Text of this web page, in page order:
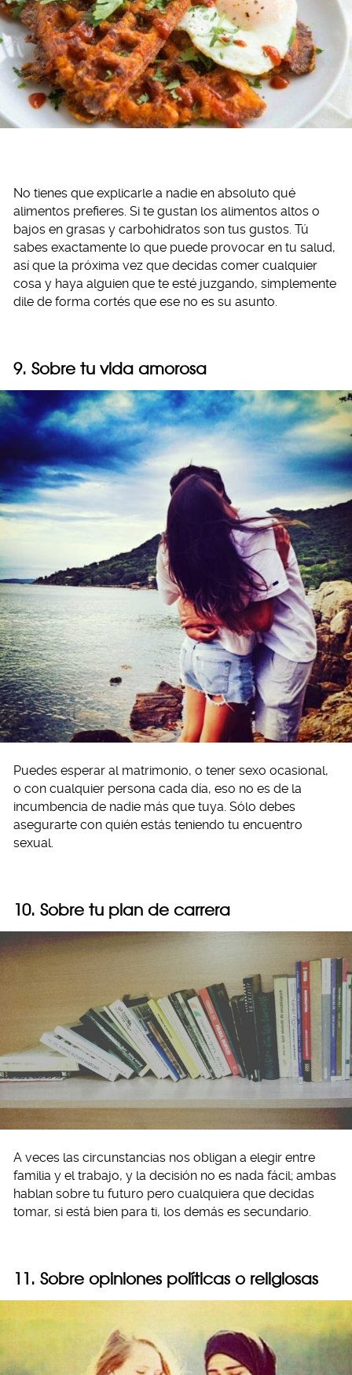
No tienes que explicarle a nadie en absoluto qué
alimentos prefieres. Si te gustan los alimentos altos o
bajos en grasas y carbohidratos son tus gustos. Tú
sabes exactamente lo que puede provocar en tu salud,
así que la próxima vez que decidas comer cualquier
cosa y haya alguien que te esté juzgando, simplemente
dile de forma cortés que ese no es su asunto.
9. Sobre tu vida amorosa
Puedes esperar al matrimonio, o tener sexo ocasional,
o con cualquier persona cada día, eso no es de la
incumbencia de nadie más que tuya. Sólo debes
asegurarte con quién estás teniendo tu encuentro
sexual.
10. Sobre tu plan de carrera
A veces las circunstancias nos obligan a elegir entre
familia y el trabajo, y la decisión no es nada fácil; ambas
hablan sobre tu futuro pero cualquiera que decidas
tomar, si está bien para ti, los demás es secundario.
11. Sobre opiniones políticas o religiosas